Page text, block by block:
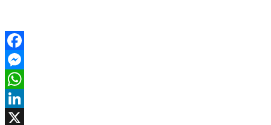
Facebook
Messenger
WhatsApp
LinkedIn